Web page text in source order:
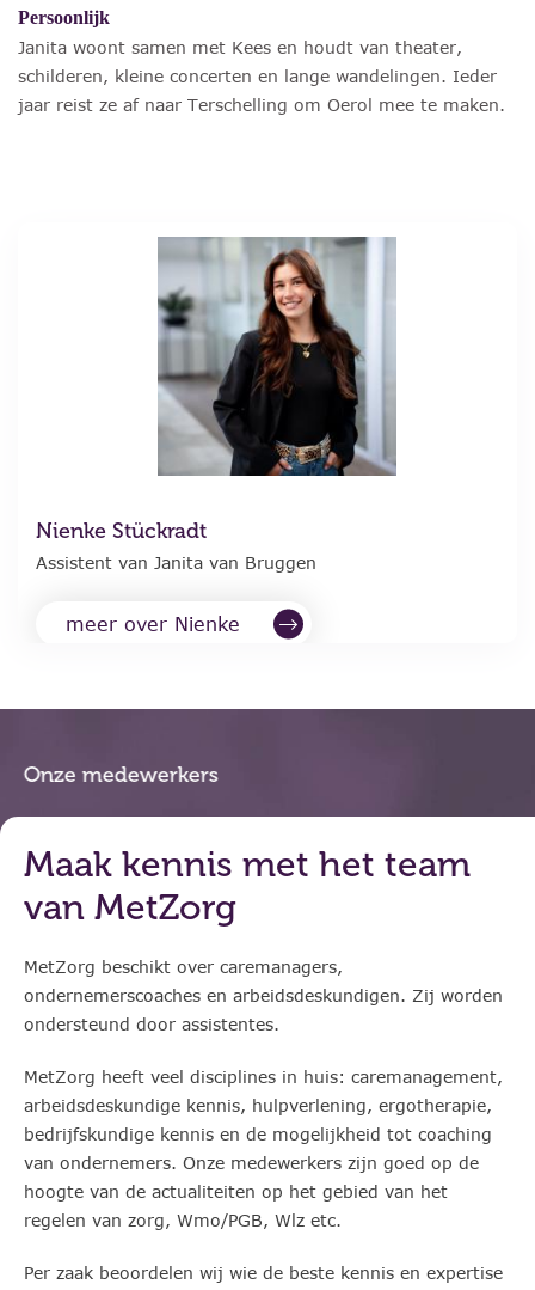
Persoonlijk
Janita woont samen met Kees en houdt van theater,
schilderen, kleine concerten en lange wandelingen. Ieder
jaar reist ze af naar Terschelling om Oerol mee te maken.
Nienke Stückradt
Assistent van Janita van Bruggen
meer over Nienke
Onze medewerkers
Maak kennis met het team
van MetZorg
MetZorg beschikt over caremanagers,
ondernemerscoaches en arbeidsdeskundigen. Zij worden
ondersteund door assistentes.
MetZorg heeft veel disciplines in huis: caremanagement,
arbeidsdeskundige kennis, hulpverlening, ergotherapie,
bedrijfskundige kennis en de mogelijkheid tot coaching
van ondernemers. Onze medewerkers zijn goed op de
hoogte van de actualiteiten op het gebied van het
regelen van zorg, Wmo/PGB, Wlz etc.
Per zaak beoordelen wij wie de beste kennis en expertise